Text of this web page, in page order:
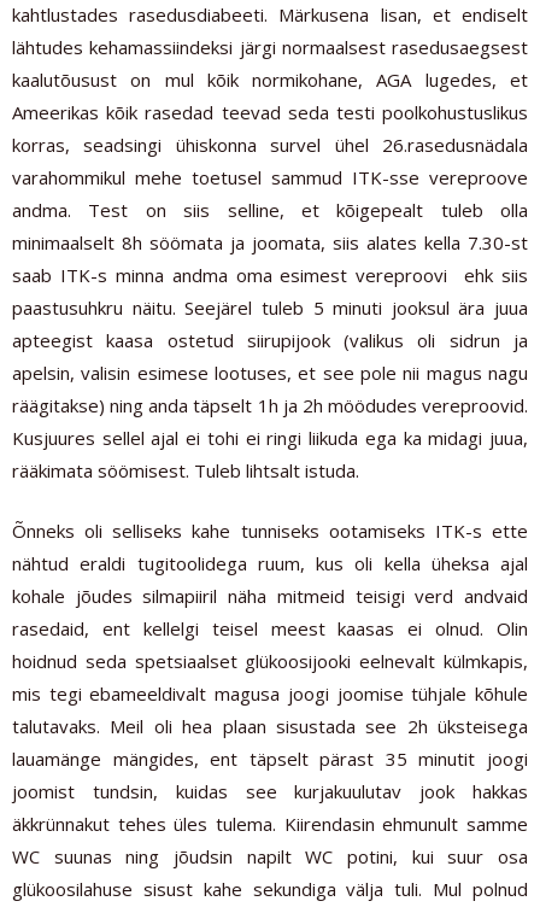
kahtlustades rasedusdiabeeti. Märkusena lisan, et endiselt
lähtudes kehamassiindeksi järgi normaalsest rasedusaegsest
kaalutõusust on mul kõik normikohane, AGA lugedes, et
Ameerikas kõik rasedad teevad seda testi poolkohustuslikus
korras, seadsingi ühiskonna survel ühel 26.rasedusnädala
varahommikul mehe toetusel sammud ITK-sse vereproove
andma. Test on siis selline, et kõigepealt tuleb olla
minimaalselt 8h söömata ja joomata, siis alates kella 7.30-st
saab ITK-s minna andma oma esimest vereproovi ehk siis
paastusuhkru näitu. Seejärel tuleb 5 minuti jooksul ära juua
apteegist kaasa ostetud siirupijook (valikus oli sidrun ja
apelsin, valisin esimese lootuses, et see pole nii magus nagu
räägitakse) ning anda täpselt 1h ja 2h möödudes vereproovid.
Kusjuures sellel ajal ei tohi ei ringi liikuda ega ka midagi juua,
rääkimata söömisest. Tuleb lihtsalt istuda.
Õnneks oli selliseks kahe tunniseks ootamiseks ITK-s ette
nähtud eraldi tugitoolidega ruum, kus oli kella üheksa ajal
kohale jõudes silmapiiril näha mitmeid teisigi verd andvaid
rasedaid, ent kellelgi teisel meest kaasas ei olnud. Olin
hoidnud seda spetsiaalset glükoosijooki eelnevalt külmkapis,
mis tegi ebameeldivalt magusa joogi joomise tühjale kõhule
talutavaks. Meil oli hea plaan sisustada see 2h üksteisega
lauamänge mängides, ent täpselt pärast 35 minutit joogi
joomist tundsin, kuidas see kurjakuulutav jook hakkas
äkkrünnakut tehes üles tulema. Kiirendasin ehmunult samme
WC suunas ning jõudsin napilt WC potini, kui suur osa
glükoosilahuse sisust kahe sekundiga välja tuli. Mul polnud